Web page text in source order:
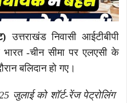
)उत्तराखंड निवासी आईटीबीपी
भारत -चीन सीमा पर एलएसी के
बलिदान हो गए।
जुलाई को शॉर्ट-रेंज पेट्रोलिंग